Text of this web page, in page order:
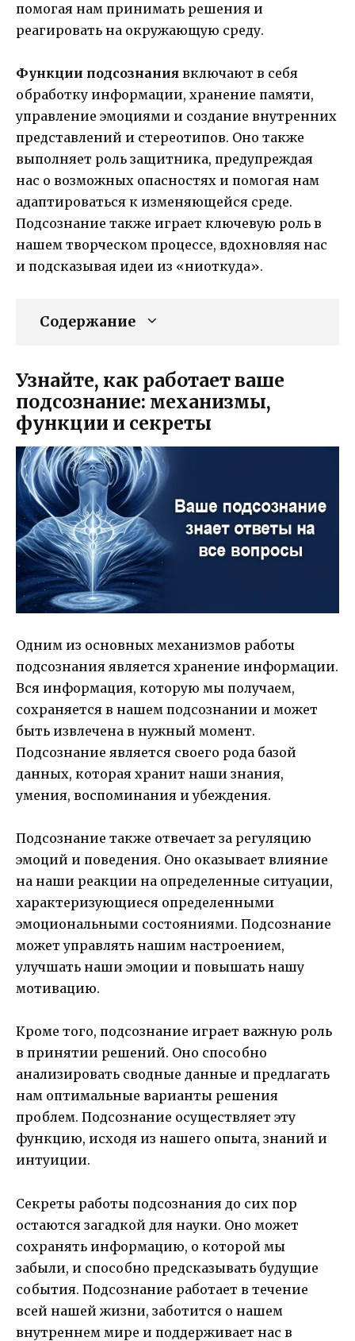
помогая нам принимать решения и
реагировать на окружающую среду.
Функции подсознания включают в себя
обработку информации, хранение памяти,
управление эмоциями и создание внутренних
представлений и стереотипов. Оно также
выполняет роль защитника, предупреждая
нас о возможных опасностях и помогая нам
адаптироваться к изменяющейся среде.
Подсознание также играет ключевую роль в
нашем творческом процессе, вдохновляя нас
и подсказывая идеи из «ниоткуда».
Содержание
Узнайте, как работает ваше
подсознание: механизмы,
функции и секреты
Одним из основных механизмов работы
подсознания является хранение информации.
Вся информация, которую мы получаем,
сохраняется в нашем подсознании и может
быть извлечена в нужный момент.
Подсознание является своего рода базой
данных, которая хранит наши знания,
умения, воспоминания и убеждения.
Подсознание также отвечает за регуляцию
эмоций и поведения. Оно оказывает влияние
на наши реакции на определенные ситуации,
характеризующиеся определенными
эмоциональными состояниями. Подсознание
может управлять нашим настроением,
улучшать наши эмоции и повышать нашу
мотивацию.
Кроме того, подсознание играет важную роль
в принятии решений. Оно способно
анализировать сводные данные и предлагать
нам оптимальные варианты решения
проблем. Подсознание осуществляет эту
функцию, исходя из нашего опыта, знаний и
интуиции.
Секреты работы подсознания до сих пор
остаются загадкой для науки. Оно может
сохранять информацию, о которой мы
забыли, и способно предсказывать будущие
события. Подсознание работает в течение
всей нашей жизни, заботится о нашем
внутреннем мире и поддерживает нас в